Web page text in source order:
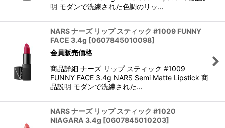
明 モダンで洗練された色調のリッ…
NARS ナーズ リップ スティック #1009 FUNNY
FACE 3.4g [0607845010098]
会員販売価格
商品詳細 ナーズ リップ スティック #1009
FUNNY FACE 3.4g NARS Semi Matte Lipstick 商
品説明 モダンで洗練された…
NARS ナーズ リップ スティック #1020
NIAGARA 3.4g [0607845010203]